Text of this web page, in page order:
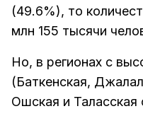
(49.6%), то
млн 155 тысячи
Но, в регионах с
(Баткенская,
Ошская и Таласская